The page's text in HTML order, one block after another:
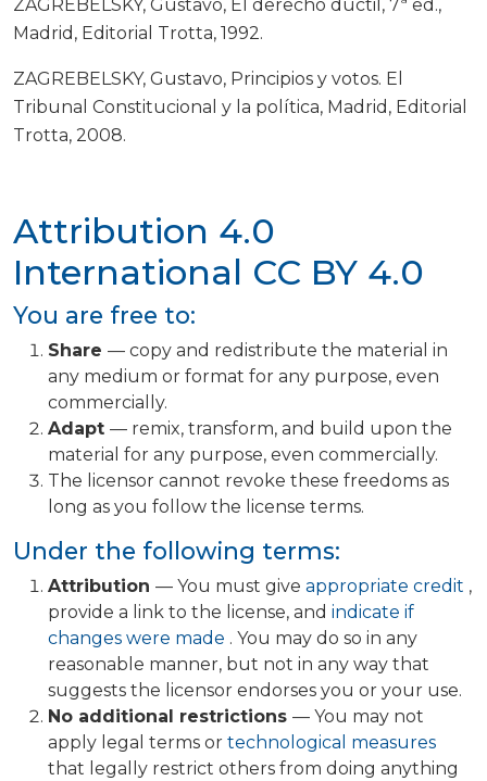
Attribution 4.0
International CC BY 4.0
You are free to:
Share — copy and redistribute the material in
any medium or format for any purpose, even
commercially.
Adapt — remix, transform, and build upon the
material for any purpose, even commercially.
The licensor cannot revoke these freedoms as
long as you follow the license terms.
Under the following terms:
Attribution — You must give appropriate credit ,
provide a link to the license, and indicate if
changes were made . You may do so in any
reasonable manner, but not in any way that
suggests the licensor endorses you or your use.
No additional restrictions — You may not
apply legal terms or technological measures
that legally restrict others from doing anything
ZAGREBELSKY, Gustavo, El derecho dúctil, 7ª ed.,
Madrid, Editorial Trotta, 1992.
ZAGREBELSKY, Gustavo, Principios y votos. El
Tribunal Constitucional y la política, Madrid, Editorial
Trotta, 2008.